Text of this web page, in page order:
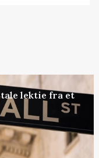
lektie fra et